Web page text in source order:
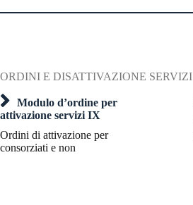
ORDINI E DISATTIVAZIONE SERVIZI
Modulo d’ordine per
attivazione servizi IX
Ordini di attivazione per
consorziati e non